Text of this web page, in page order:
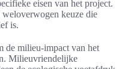
eisen van het project.
keuze die
is.
de milieu-impact van het
Milieuvriendelijke